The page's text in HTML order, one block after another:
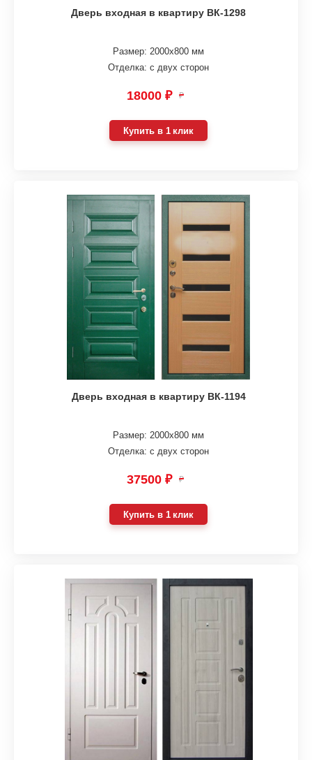
Дверь входная в квартиру ВК-1298
Размер: 2000х800 мм
Отделка: с двух сторон
18000 ₽ ₽
Купить в 1 клик
Дверь входная в квартиру ВК-1194
Размер: 2000х800 мм
Отделка: с двух сторон
37500 ₽ ₽
Купить в 1 клик